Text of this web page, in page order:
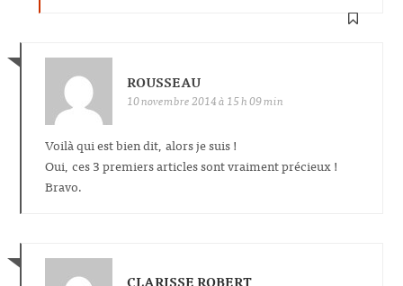
ROUSSEAU
10 novembre 2014 à 15 h 09 min
Voilà qui est bien dit, alors je suis !
Oui, ces 3 premiers articles sont vraiment précieux !
Bravo.
CLARISSE ROBERT